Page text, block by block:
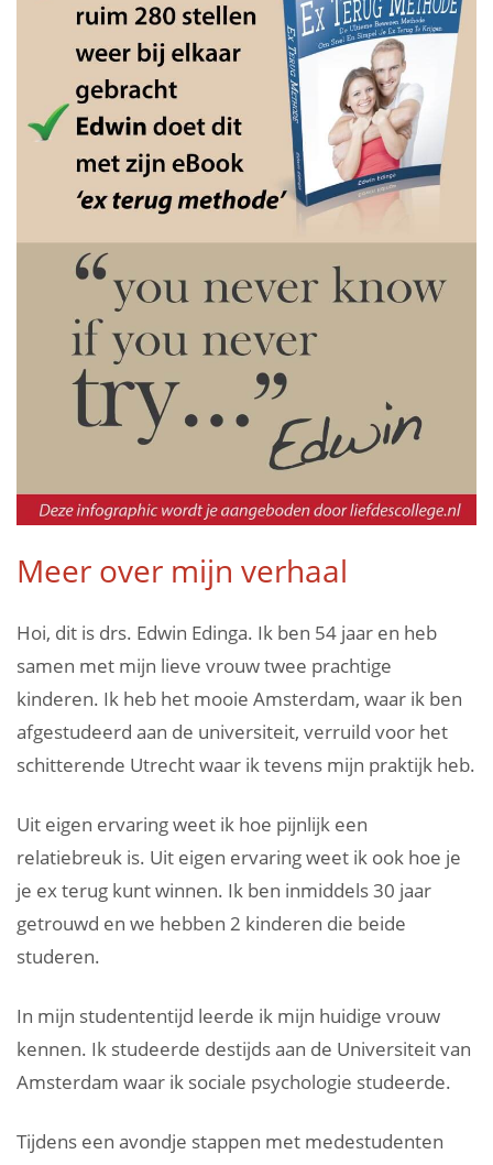
Meer over mijn verhaal
Hoi, dit is drs. Edwin Edinga. Ik ben 54 jaar en heb
samen met mijn lieve vrouw twee prachtige
kinderen. Ik heb het mooie Amsterdam, waar ik ben
afgestudeerd aan de universiteit, verruild voor het
schitterende Utrecht waar ik tevens mijn praktijk heb.
Uit eigen ervaring weet ik hoe pijnlijk een
relatiebreuk is. Uit eigen ervaring weet ik ook hoe je
je ex terug kunt winnen. Ik ben inmiddels 30 jaar
getrouwd en we hebben 2 kinderen die beide
studeren.
In mijn studententijd leerde ik mijn huidige vrouw
kennen. Ik studeerde destijds aan de Universiteit van
Amsterdam waar ik sociale psychologie studeerde.
Tijdens een avondje stappen met medestudenten